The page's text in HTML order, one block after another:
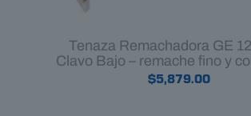
Tenaza Remachadora GE
Clavo Bajo – remache fino y
$5,879.00